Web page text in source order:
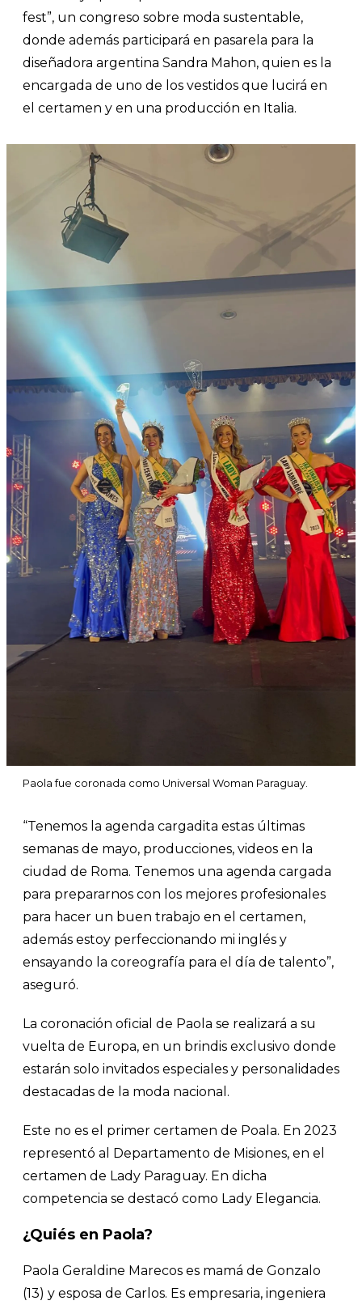
fest”, un congreso sobre moda sustentable,
donde además participará en pasarela para la
diseñadora argentina Sandra Mahon, quien es la
encargada de uno de los vestidos que lucirá en
el certamen y en una producción en Italia.
Paola fue coronada como Universal Woman Paraguay.
“Tenemos la agenda cargadita estas últimas
semanas de mayo, producciones, videos en la
ciudad de Roma. Tenemos una agenda cargada
para prepararnos con los mejores profesionales
para hacer un buen trabajo en el certamen,
además estoy perfeccionando mi inglés y
ensayando la coreografía para el día de talento”,
aseguró.
La coronación oficial de Paola se realizará a su
vuelta de Europa, en un brindis exclusivo donde
estarán solo invitados especiales y personalidades
destacadas de la moda nacional.
Este no es el primer certamen de Poala. En 2023
representó al Departamento de Misiones, en el
certamen de Lady Paraguay. En dicha
competencia se destacó como Lady Elegancia.
¿Quiés en Paola?
Paola Geraldine Marecos es mamá de Gonzalo
(13) y esposa de Carlos. Es empresaria, ingeniera